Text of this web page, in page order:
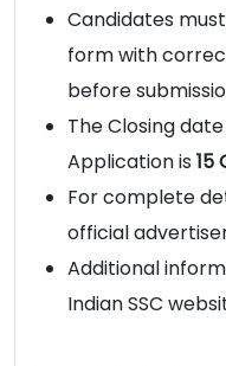
Candidates
form with
before
The Closing
Application is 15
For complete
official
Additional
Indian SSC